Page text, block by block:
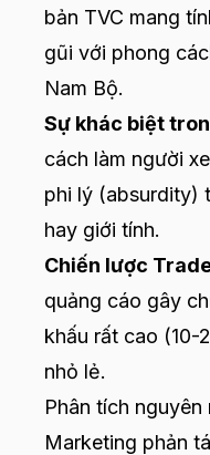
bản TVC mang
gũi với phong
Nam Bộ.
Sự khác biệt
cách làm người
phi lý (absurdity)
hay giới tính.
Chiến lược
quảng cáo gây
khấu rất cao (10-
nhỏ lẻ.
Phân tích
Marketing phản